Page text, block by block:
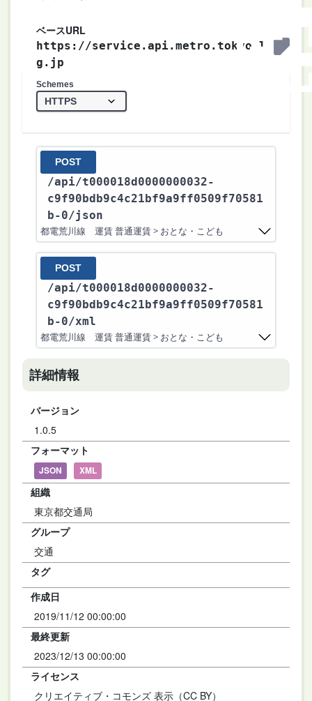
ベースURL
https://service.api.metro.tokyo.l
g.jp
Schemes
POST
/api/t000018d0000000032-
c9f90bdb9c4c21bf9a9ff0509f70581
b-0/json
都電荒川線 運賃 普通運賃 > おとな・こども
POST
/api/t000018d0000000032-
c9f90bdb9c4c21bf9a9ff0509f70581
b-0/xml
都電荒川線 運賃 普通運賃 > おとな・こども
詳細情報
バージョン
1.0.5
フォーマット
JSON XML
組織
東京都交通局
グループ
交通
タグ
作成日
2019/11/12 00:00:00
最終更新
2023/12/13 00:00:00
ライセンス
クリエイティブ・コモンズ 表示（CC BY）